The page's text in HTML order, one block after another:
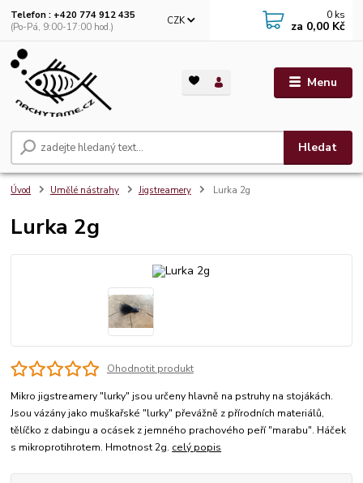
Menu
CZK
Hledat
Telefon : +420 774 912 435
(Po-Pá, 9:00-17:00 hod.)
0 ks
za 0,00 Kč
Úvod Umělé nástrahy Jigstreamery Lurka 2g
Lurka 2g
Ohodnotit produkt
Mikro jigstreamery "lurky" jsou určeny hlavně na pstruhy na stojákách.
Jsou vázány jako muškařské "lurky" převážně z přírodních materiálů,
tělíčko z dabingu a ocásek z jemného prachového peří "marabu". Háček
s mikroprotihrotem. Hmotnost 2g. celý popis